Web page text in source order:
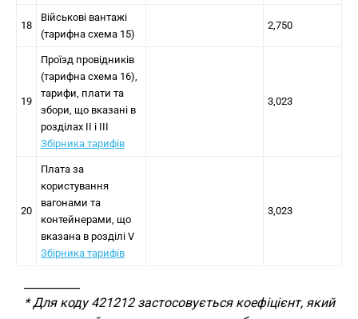
18
Військові вантажі
(тарифна схема 15)
2,750
19
Проїзд провідників
(тарифна схема 16),
тарифи, плати та
збори, що вказані в
розділах II і III
Збірника тарифів
3,023
20
Плата за
користування
вагонами та
контейнерами, що
вказана в розділі V
Збірника тарифів
3,023
* Для коду 421212 застосовується коефіцієнт, який